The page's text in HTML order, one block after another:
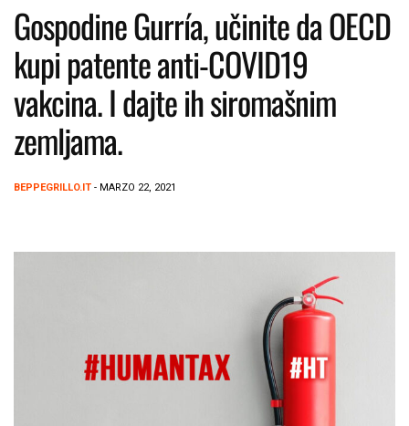
Gospodine Gurría, učinite da OECD
kupi patente anti-COVID19
vakcina. I dajte ih siromašnim
zemljama.
BEPPEGRILLO.IT - MARZO 22, 2021